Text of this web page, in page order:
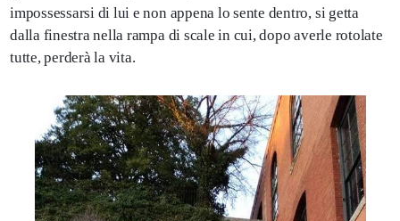
impossessarsi di lui e non appena lo sente dentro, si getta
dalla finestra nella rampa di scale in cui, dopo averle rotolate
tutte, perderà la vita.